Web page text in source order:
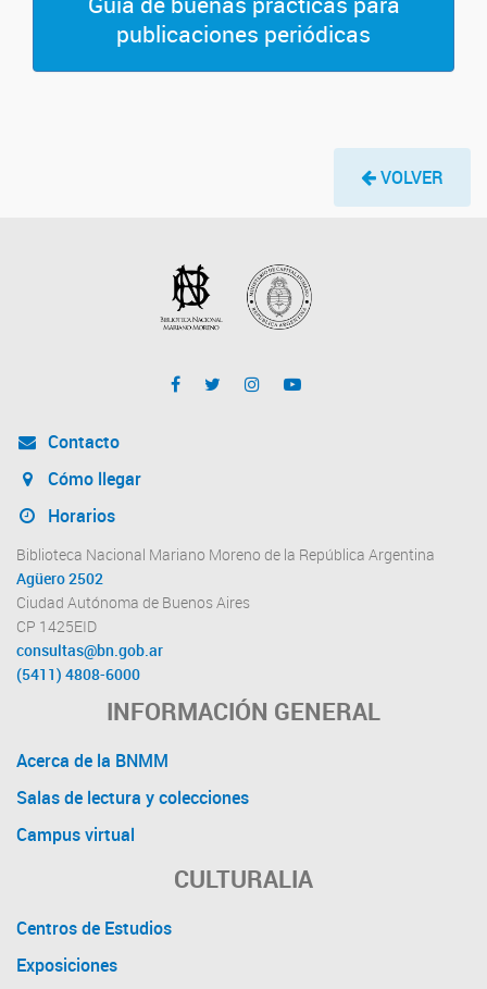
publicaciones periódicas
VOLVER
Contacto
Cómo llegar
Horarios
Biblioteca Nacional Mariano Moreno de la República Argentina
Agüero 2502
Ciudad Autónoma de Buenos Aires
CP 1425EID
consultas@bn.gob.ar
(5411) 4808-6000
INFORMACIÓN GENERAL
Acerca de la BNMM
Salas de lectura y colecciones
Campus virtual
CULTURALIA
Centros de Estudios
Exposiciones